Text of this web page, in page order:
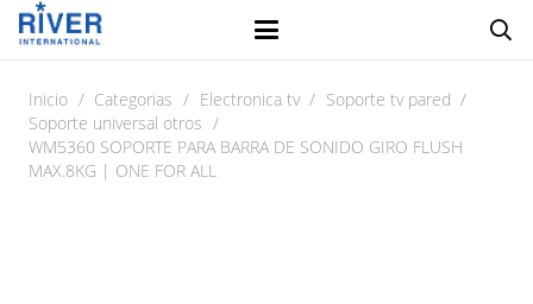
Inicio / Categorias / Electronica tv / Soporte tv pared /
Soporte universal otros /
WM5360 SOPORTE PARA BARRA DE SONIDO GIRO FLUSH
MAX.8KG | ONE FOR ALL